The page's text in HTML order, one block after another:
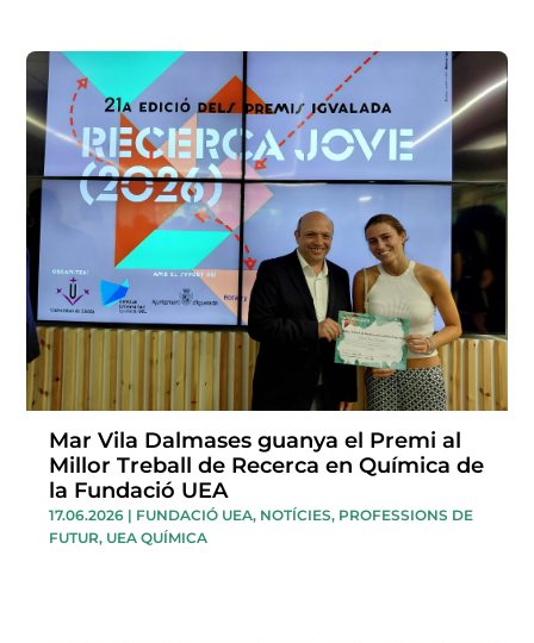
Mar Vila Dalmases guanya el Premi al
Millor Treball de Recerca en Química de
la Fundació UEA
17.06.2026 | FUNDACIÓ UEA, NOTÍCIES, PROFESSIONS DE
FUTUR, UEA QUÍMICA